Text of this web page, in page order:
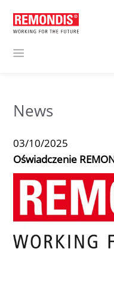
News
03/10/2025
Oświadczenie